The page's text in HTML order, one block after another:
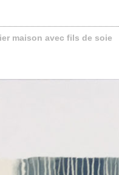
maison avec fils de soie